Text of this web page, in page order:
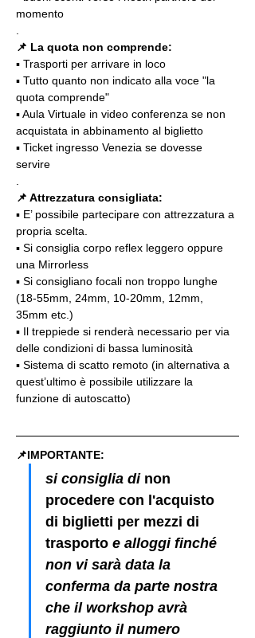
momento
📌 La quota non comprende:
▪️ Trasporti per arrivare in loco
▪️ Tutto quanto non indicato alla voce "la
quota comprende"
▪️ Aula Virtuale in video conferenza se non
acquistata in abbinamento al biglietto
▪️ Ticket ingresso Venezia se dovesse
servire
📌 Attrezzatura consigliata:
▪️ E’ possibile partecipare con attrezzatura a
propria scelta.
▪️ Si consiglia corpo reflex leggero oppure
una Mirrorless
▪️ Si consigliano focali non troppo lunghe
(18-55mm, 24mm, 10-20mm, 12mm,
35mm etc.)
▪️ Il treppiede si renderà necessario per via
delle condizioni di bassa luminosità
▪️ Sistema di scatto remoto (in alternativa a
quest’ultimo è possibile utilizzare la
funzione di autoscatto)
📌IMPORTANTE:
si consiglia di non
procedere con l'acquisto
di biglietti per mezzi di
trasporto e alloggi finché
non vi sarà data la
conferma da parte nostra
che il workshop avrà
raggiunto il numero